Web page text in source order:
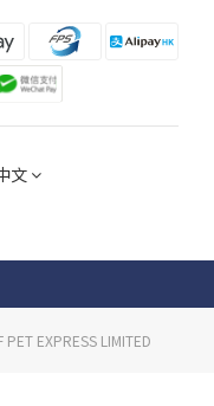
文
EXPRESS LIMITED